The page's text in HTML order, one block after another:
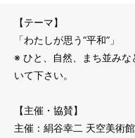
【テーマ】
「わたしが思う“平和”」
※ ひと、自然、まち並みな
いて下さい。
【主催・協賛】
主催：絹谷幸二 天空美術館